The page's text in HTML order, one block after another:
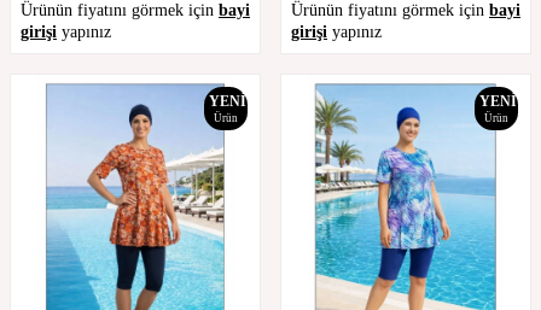
Ürünün fiyatını görmek için bayi
girişi yapınız
Ürünün fiyatını görmek için bayi
girişi yapınız
YENI
Ürün
YENI
Ürün